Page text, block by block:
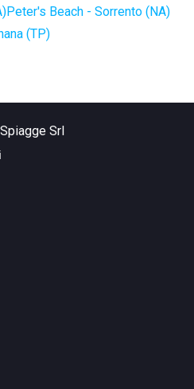
Peter's Beach - Sorrento (NA)
(TP)
Srl